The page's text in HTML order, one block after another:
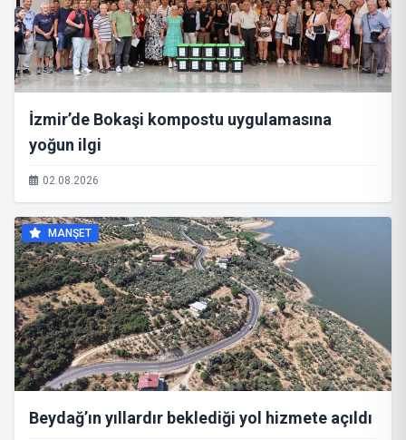
İzmir’de Bokaşi kompostu uygulamasına
yoğun ilgi
02.08.2026
MANŞET
Beydağ’ın yıllardır beklediği yol hizmete açıldı